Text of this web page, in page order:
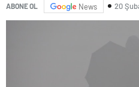
ABONE OL News 20